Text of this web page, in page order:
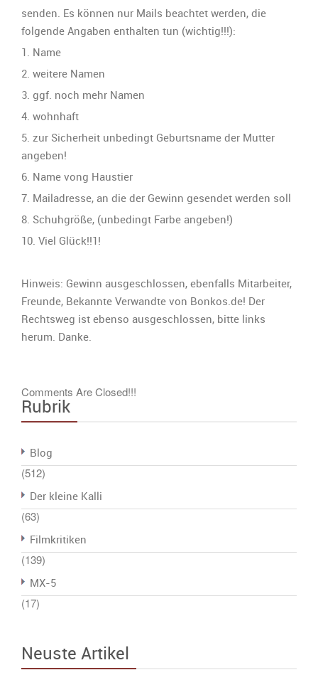
senden. Es können nur Mails beachtet werden, die
folgende Angaben enthalten tun (wichtig!!!):
1. Name
2. weitere Namen
3. ggf. noch mehr Namen
4. wohnhaft
5. zur Sicherheit unbedingt Geburtsname der Mutter
angeben!
6. Name vong Haustier
7. Mailadresse, an die der Gewinn gesendet werden soll
8. Schuhgröße, (unbedingt Farbe angeben!)
10. Viel Glück!!1!
Hinweis: Gewinn ausgeschlossen, ebenfalls Mitarbeiter,
Freunde, Bekannte Verwandte von Bonkos.de! Der
Rechtsweg ist ebenso ausgeschlossen, bitte links
herum. Danke.
Comments Are Closed!!!
Rubrik
Blog
(512)
Der kleine Kalli
(63)
Filmkritiken
(139)
MX-5
(17)
Neuste Artikel